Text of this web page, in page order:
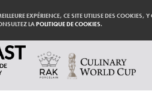
EXPÉRIENCE, CE SITE UTILISE DES COOKIES,
LAPOLITIQUE DE COOKIES.